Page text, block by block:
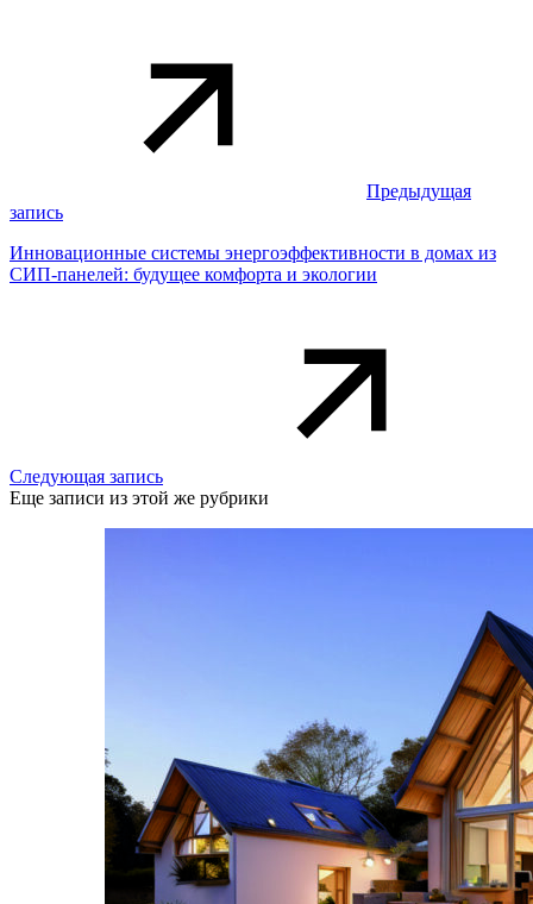
Предыдущая
запись
Инновационные системы энергоэффективности в домах из
СИП-панелей: будущее комфорта и экологии
Следующая запись
Еще записи из этой же рубрики